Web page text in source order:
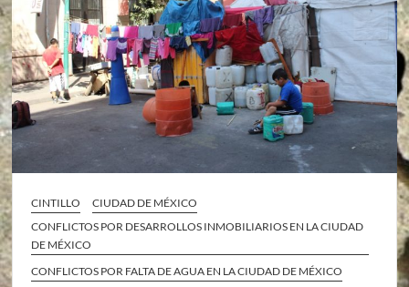
CINTILLO
CIUDAD DE MÉXICO
CONFLICTOS POR DESARROLLOS INMOBILIARIOS EN LA CIUDAD
DE MÉXICO
CONFLICTOS POR FALTA DE AGUA EN LA CIUDAD DE MÉXICO